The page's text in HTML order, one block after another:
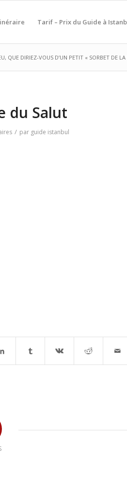
Tarif – Prix du Guide à
QUE DIRIEZ-VOUS D’UN PETIT « SORBET DE
du Salut
/ par guide istanbul